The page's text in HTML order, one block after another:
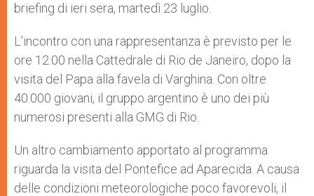
briefing di ieri sera, martedì 23 luglio.
L’incontro con una rappresentanza è previsto per le
ore 12.00 nella Cattedrale di Rio de Janeiro, dopo la
visita del Papa alla favela di Varghina. Con oltre
40.000 giovani, il gruppo argentino è uno dei più
numerosi presenti alla GMG di Rio.
Un altro cambiamento apportato al programma
riguarda la visita del Pontefice ad Aparecida. A causa
delle condizioni meteorologiche poco favorevoli, il